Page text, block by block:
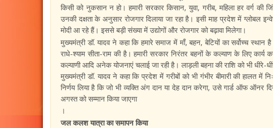
किसी को नुकसान न हो। हमारी सरकार किसान, युवा, गरीब, महिला हर वर्ग की
उनकी दक्षता के अनुसार रोजगार दिलाया जा रहा है। इसी माह प्रदेश में ग्लोबल
मोदी आ रहे हैं। इससे बड़ी संख्या में उद्योगों और रोजगार को बढ़ावा मिलेगा।
मुख्यमंत्री डॉ. यादव ने कहा कि हमारे समाज में माँ, बहन, बेटियों का सर्वोच्च स्थान
राधे-श्याम सीता-राम की है। हमारी सरकार निरंतर बहनों के कल्याण के लिए
कल्याणी आदि अनेक योजनाएं चलाई जा रही है। लाड़ली बहना की राशि को भी धीरे-
मुख्यमंत्री डॉ. यादव ने कहा कि प्रदेश में गरीबों को भी गंभीर बीमारी की हालत
निर्णय लिया है कि जो भी व्यक्ति अंग दान या देह दान करेगा, उसे गार्ड ऑफ ऑनर
अगस्त को सम्मान किया जाएगा
।
जल कलश यात्रा का समापन किया